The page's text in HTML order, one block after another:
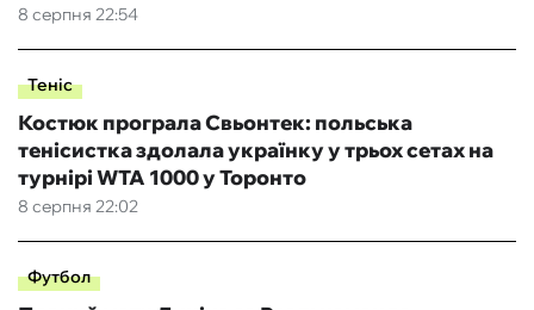
8 серпня 22:54
Теніс
8 серпня 22:02
Костюк програла Свьонтек: польська
тенісистка здолала українку у трьох сетах на
турнірі WTA 1000 у Торонто
Футбол